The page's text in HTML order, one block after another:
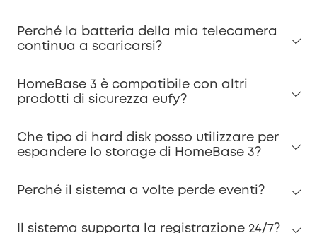
Perché la batteria della mia telecamera
continua a scaricarsi?
HomeBase 3 è compatibile con altri
prodotti di sicurezza eufy?
Che tipo di hard disk posso utilizzare per
espandere lo storage di HomeBase 3?
Perché il sistema a volte perde eventi?
Il sistema supporta la registrazione 24/7?